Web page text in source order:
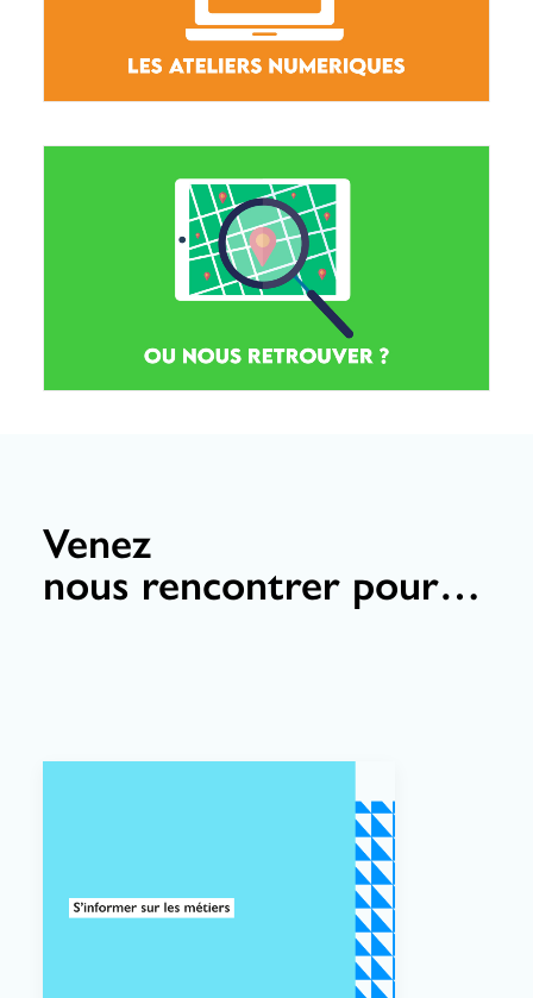
Venez
nous rencontrer pour…